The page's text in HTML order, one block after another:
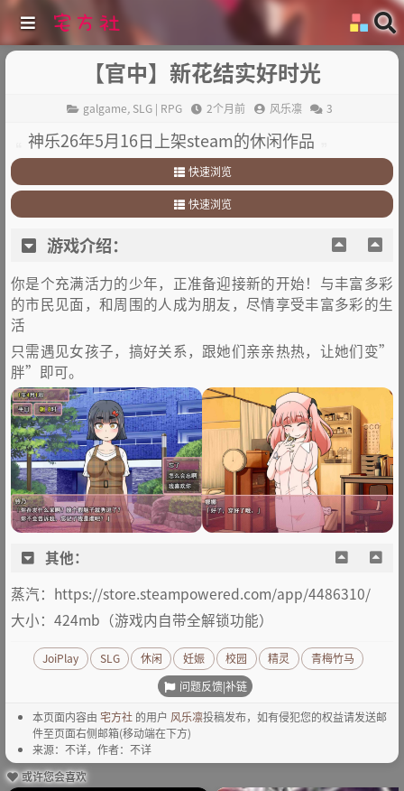
【官中】新花结实好时光
galgame, SLG | RPG 2个月前 风乐凛 3
神乐26年5月16日上架steam的休闲作品
快速浏览
1.游戏介绍：
2.其他：
快速浏览
2.其他：游戏介绍：
你是个充满活力的少年，正准备迎接新的开始！与丰富多彩
的市民见面，和周围的人成为朋友，尽情享受丰富多彩的生
活
只需遇见女孩子，搞好关系，跟她们亲亲热热，让她们变”
胖”即可。
其他：
蒸汽：https://store.steampowered.com/app/4486310/
大小：424mb（游戏内自带全解锁功能）
JoiPlay SLG 休闲 妊娠 校园 精灵
青梅竹马
问题反馈|补链
本页面内容由 宅方社 的用户 风乐凛投稿发布，如有侵犯您的权益请发送邮
件至页面右侧邮箱(移动端在下方)
来源：不详，作者：不详
或许您会喜欢